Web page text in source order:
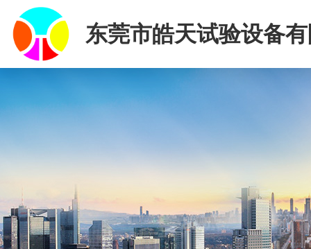
东莞市皓天试验设备